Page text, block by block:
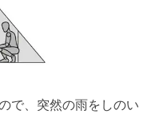
で、突然の雨をしのい